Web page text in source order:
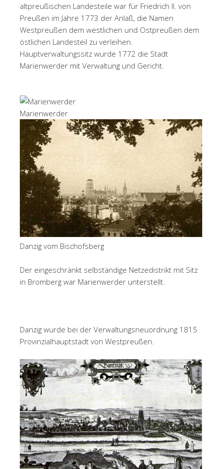
altpreußischen Landesteile war für Friedrich II. von
Preußen im Jahre 1773 der Anlaß, die Namen
Westpreußen dem westlichen und Ostpreußen dem
östlichen Landesteil zu verleihen.
Hauptverwaltungssitz wurde 1772 die Stadt
Marienwerder mit Verwaltung und Gericht.
Marienwerder
Danzig vom Bischofsberg
Der eingeschränkt selbständige Netzedistrikt mit Sitz
in Bromberg war Marienwerder unterstellt.
Danzig wurde bei der Verwaltungsneuordnung 1815
Provinzialhauptstadt von Westpreußen.